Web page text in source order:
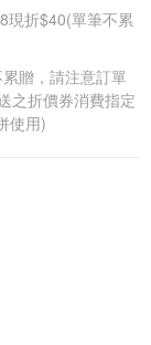
現折$40(單筆不累
贈，請注意訂單
之折價券消費指定
使用)